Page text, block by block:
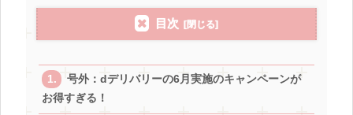
目次
号外：dデリバリーの6月実施のキャンペーンが
お得すぎる！